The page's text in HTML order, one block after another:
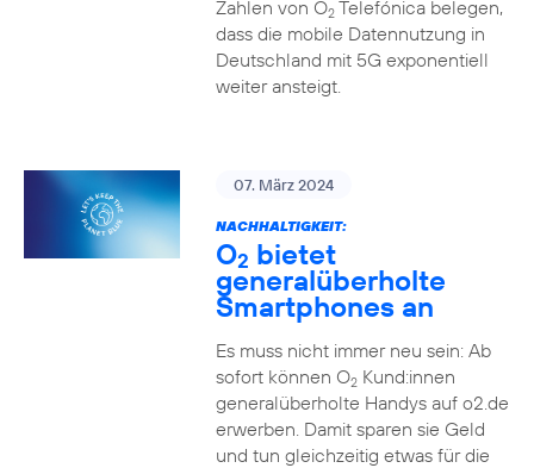
Zahlen von O2Telefónica belegen,
dass die mobile Datennutzung in
Deutschland mit 5G exponentiell
weiter ansteigt.
07. März 2024
NACHHALTIGKEIT:
O2 bietet
generalüberholte
Smartphones an
Es muss nicht immer neu sein: Ab
sofort können O2Kund:innen
generalüberholte Handys auf o2.de
erwerben. Damit sparen sie Geld
und tun gleichzeitig etwas für die